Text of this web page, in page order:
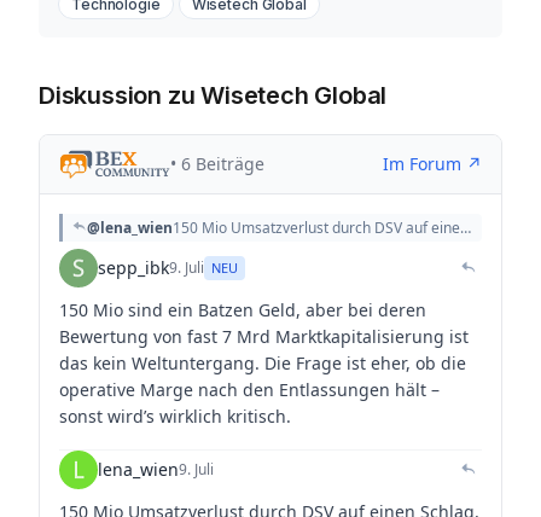
Technologie Wisetech Global
Diskussion zu Wisetech Global